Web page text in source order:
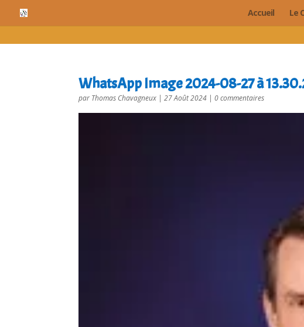
cn_cookies_accepted() Accueil Le
WhatsApp Image 2024-08-27 à
par Thomas Chavagneux |27 Août 2024 |0 commentaires